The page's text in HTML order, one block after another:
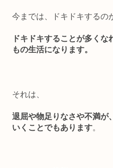
今までは、ドキドキするの
ドキドキすることが多く
もの生活になります。
それは、
退屈や物足りなさや不満が
いくことでもあります。